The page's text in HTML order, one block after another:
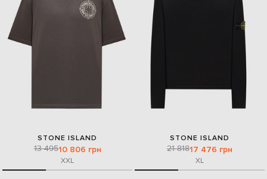
STONE ISLAND
13 49510 806 грн
XXL
STONE ISLAND
21 81817 476 грн
XL